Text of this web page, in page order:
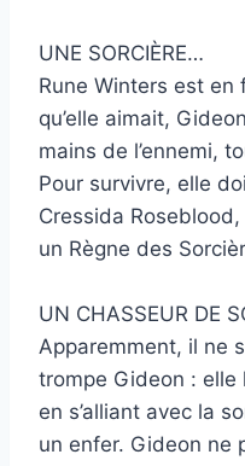
UNE SORCIÈRE…
Rune Winters est en
qu’elle aimait,
mains de l’ennemi,
Pour survivre, elle
Cressida
un Règne des
UN CHASSEUR DE
Apparemment, il ne
trompe Gideon : elle
en s’alliant avec la
un enfer. Gideon ne